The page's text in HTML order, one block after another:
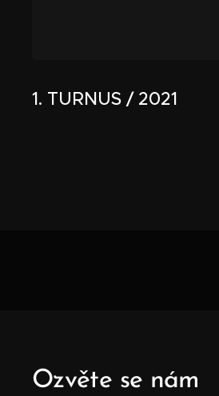
1. TURNUS / 2021
Ozvěte se nám